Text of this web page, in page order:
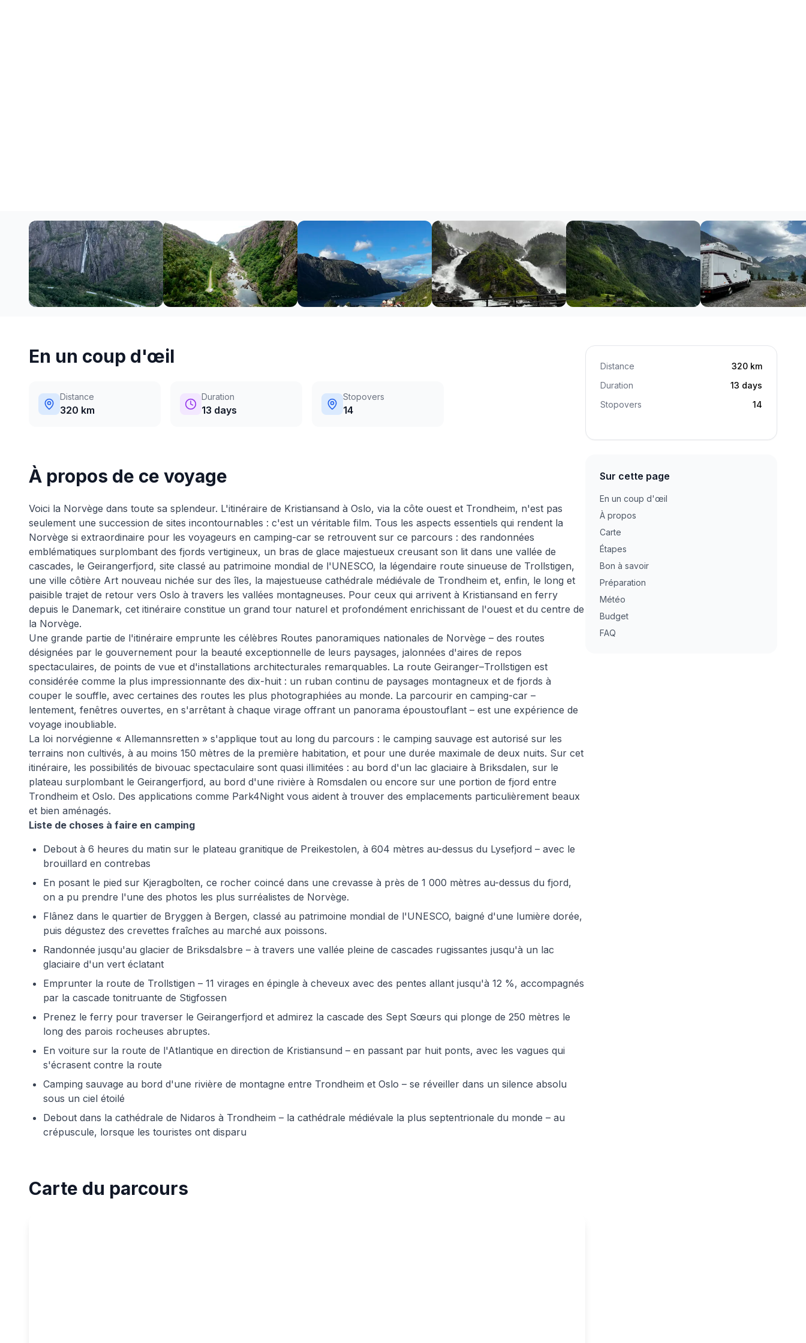
En un coup d'œil
Distance
320 km
Duration
13 days
Stopovers
14
À propos de ce voyage
Voici la Norvège dans toute sa splendeur. L'itinéraire de Kristiansand à Oslo, via la côte ouest et Trondheim, n'est pas
seulement une succession de sites incontournables : c'est un véritable film. Tous les aspects essentiels qui rendent la
Norvège si extraordinaire pour les voyageurs en camping-car se retrouvent sur ce parcours : des randonnées
emblématiques surplombant des fjords vertigineux, un bras de glace majestueux creusant son lit dans une vallée de
cascades, le Geirangerfjord, site classé au patrimoine mondial de l'UNESCO, la légendaire route sinueuse de Trollstigen,
une ville côtière Art nouveau nichée sur des îles, la majestueuse cathédrale médiévale de Trondheim et, enfin, le long et
paisible trajet de retour vers Oslo à travers les vallées montagneuses. Pour ceux qui arrivent à Kristiansand en ferry
depuis le Danemark, cet itinéraire constitue un grand tour naturel et profondément enrichissant de l'ouest et du centre de
la Norvège.
Une grande partie de l'itinéraire emprunte les célèbres Routes panoramiques nationales de Norvège – des routes
désignées par le gouvernement pour la beauté exceptionnelle de leurs paysages, jalonnées d'aires de repos
spectaculaires, de points de vue et d'installations architecturales remarquables. La route Geiranger–Trollstigen est
considérée comme la plus impressionnante des dix-huit : un ruban continu de paysages montagneux et de fjords à
couper le souffle, avec certaines des routes les plus photographiées au monde. La parcourir en camping-car –
lentement, fenêtres ouvertes, en s'arrêtant à chaque virage offrant un panorama époustouflant – est une expérience de
voyage inoubliable.
La loi norvégienne « Allemannsretten » s'applique tout au long du parcours : le camping sauvage est autorisé sur les
terrains non cultivés, à au moins 150 mètres de la première habitation, et pour une durée maximale de deux nuits. Sur cet
itinéraire, les possibilités de bivouac spectaculaire sont quasi illimitées : au bord d'un lac glaciaire à Briksdalen, sur le
plateau surplombant le Geirangerfjord, au bord d'une rivière à Romsdalen ou encore sur une portion de fjord entre
Trondheim et Oslo. Des applications comme Park4Night vous aident à trouver des emplacements particulièrement beaux
et bien aménagés.
Liste de choses à faire en camping
Debout à 6 heures du matin sur le plateau granitique de Preikestolen, à 604 mètres au-dessus du Lysefjord – avec le
brouillard en contrebas
En posant le pied sur Kjeragbolten, ce rocher coincé dans une crevasse à près de 1 000 mètres au-dessus du fjord,
on a pu prendre l'une des photos les plus surréalistes de Norvège.
Flânez dans le quartier de Bryggen à Bergen, classé au patrimoine mondial de l'UNESCO, baigné d'une lumière dorée,
puis dégustez des crevettes fraîches au marché aux poissons.
Randonnée jusqu'au glacier de Briksdalsbre – à travers une vallée pleine de cascades rugissantes jusqu'à un lac
glaciaire d'un vert éclatant
Emprunter la route de Trollstigen – 11 virages en épingle à cheveux avec des pentes allant jusqu'à 12 %, accompagnés
par la cascade tonitruante de Stigfossen
Prenez le ferry pour traverser le Geirangerfjord et admirez la cascade des Sept Sœurs qui plonge de 250 mètres le
long des parois rocheuses abruptes.
En voiture sur la route de l'Atlantique en direction de Kristiansund – en passant par huit ponts, avec les vagues qui
s'écrasent contre la route
Camping sauvage au bord d'une rivière de montagne entre Trondheim et Oslo – se réveiller dans un silence absolu
sous un ciel étoilé
Debout dans la cathédrale de Nidaros à Trondheim – la cathédrale médiévale la plus septentrionale du monde – au
crépuscule, lorsque les touristes ont disparu
Carte du parcours
Distance 320 km
Duration
13 days
Stopovers
14
Sur cette page
En un coup d'œil
À propos
Carte
Étapes
Bon à savoir
Préparation
Météo
Budget
FAQ